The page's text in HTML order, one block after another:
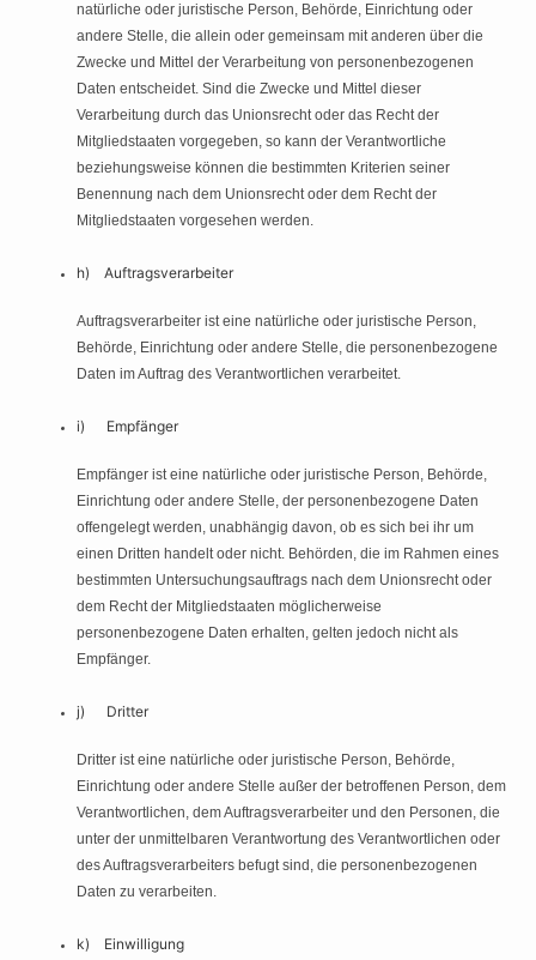
natürliche oder juristische Person, Behörde, Einrichtung oder
andere Stelle, die allein oder gemeinsam mit anderen über die
Zwecke und Mittel der Verarbeitung von personenbezogenen
Daten entscheidet. Sind die Zwecke und Mittel dieser
Verarbeitung durch das Unionsrecht oder das Recht der
Mitgliedstaaten vorgegeben, so kann der Verantwortliche
beziehungsweise können die bestimmten Kriterien seiner
Benennung nach dem Unionsrecht oder dem Recht der
Mitgliedstaaten vorgesehen werden.
h) Auftragsverarbeiter
Auftragsverarbeiter ist eine natürliche oder juristische Person,
Behörde, Einrichtung oder andere Stelle, die personenbezogene
Daten im Auftrag des Verantwortlichen verarbeitet.
i) Empfänger
Empfänger ist eine natürliche oder juristische Person, Behörde,
Einrichtung oder andere Stelle, der personenbezogene Daten
offengelegt werden, unabhängig davon, ob es sich bei ihr um
einen Dritten handelt oder nicht. Behörden, die im Rahmen eines
bestimmten Untersuchungsauftrags nach dem Unionsrecht oder
dem Recht der Mitgliedstaaten möglicherweise
personenbezogene Daten erhalten, gelten jedoch nicht als
Empfänger.
j) Dritter
Dritter ist eine natürliche oder juristische Person, Behörde,
Einrichtung oder andere Stelle außer der betroffenen Person, dem
Verantwortlichen, dem Auftragsverarbeiter und den Personen, die
unter der unmittelbaren Verantwortung des Verantwortlichen oder
des Auftragsverarbeiters befugt sind, die personenbezogenen
Daten zu verarbeiten.
k) Einwilligung